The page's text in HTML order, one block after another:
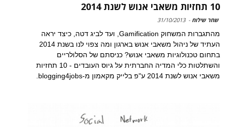
10 תחזיות משאבי אנוש לשנת 2014
שחר שילוח -
31/10/2013
מהתגברות המשחוק Gamification, ועד לביג דטה, כיצד יראה
העתיד של ניהול משאבי אנוש בארגון ומה צפוי לנו בשנת 2014
בתחום טכנולוגיות משאבי אנוש? כניסתם של הסלולריים
והשתלטות כלי המדיה החברתית על גיוס העובדים - 10 תחזיות
משאבי אנוש לשנת 2014 ע"פ בלייק מקאמון מ-blogging4jobs.